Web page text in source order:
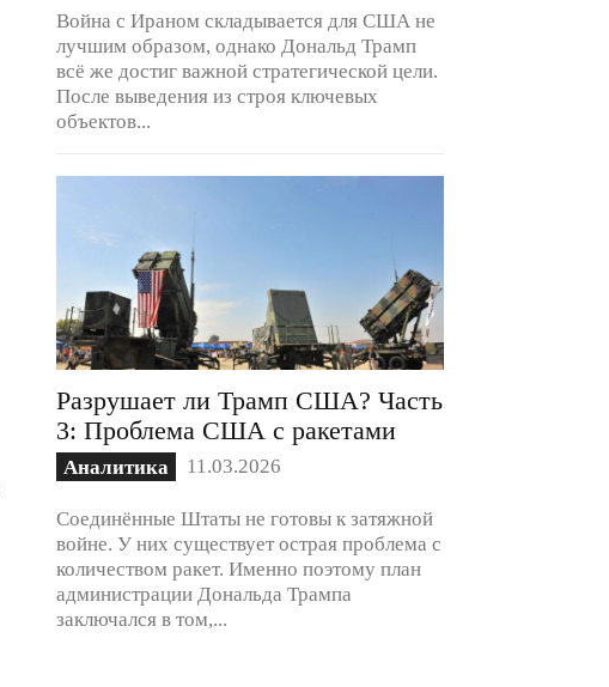
Война с Ираном складывается для США не
лучшим образом, однако Дональд Трамп
всё же достиг важной стратегической цели.
После выведения из строя ключевых
объектов...
Разрушает ли Трамп США? Часть
3: Проблема США с ракетами
Аналитика 11.03.2026
Соединённые Штаты не готовы к затяжной
войне. У них существует острая проблема с
количеством ракет. Именно поэтому план
администрации Дональда Трампа
заключался в том,...